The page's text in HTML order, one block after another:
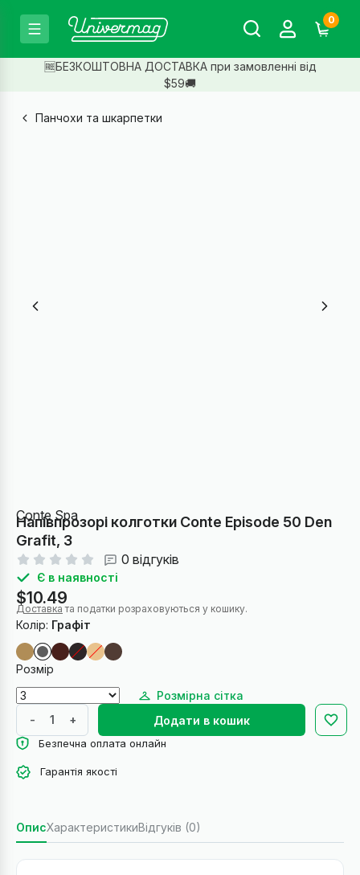
0
🆓БЕЗКОШТОВНА ДОСТАВКА при замовленні від
$59🚚
Панчохи та шкарпетки
Conte Spa
Напівпрозорі колготки Conte Episode 50 Den
Grafit, 3
0 відгуків
Є в наявності
$10.49
Доставка та податки розраховуються у кошику.
Колір: Графіт
Розмір
Розмірна сітка
-
+ Додати в кошик
Безпечна оплата онлайн
Гарантія якості
ОписХарактеристикиВідгуків (0)